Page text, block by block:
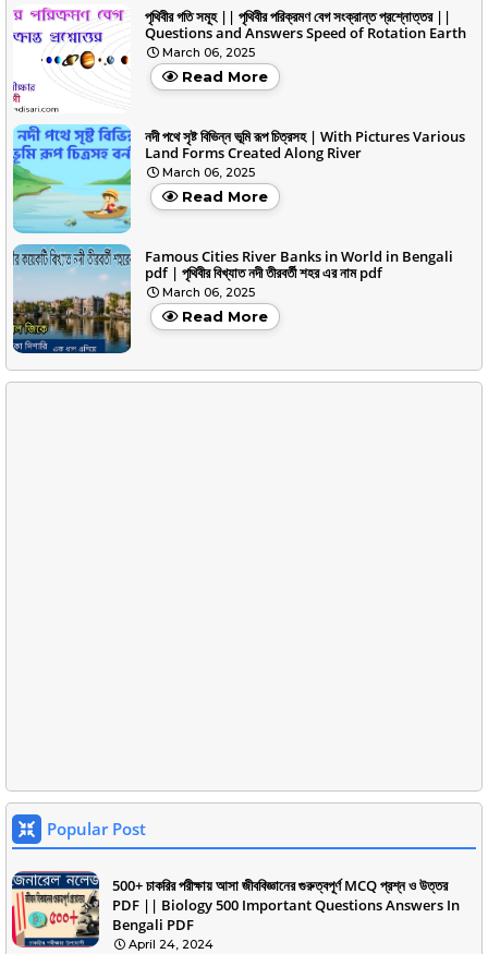
পৃথিবীর গতি সমূহ || পৃথিবীর পরিক্রমণ বেগ সংক্রান্ত প্রশ্নোত্তর ||
Questions and Answers Speed of Rotation Earth
March 06, 2025
Read More
নদী পথে সৃষ্ট বিভিন্ন ভূমি রূপ চিত্রসহ | With Pictures Various
Land Forms Created Along River
March 06, 2025
Read More
Famous Cities River Banks in World in Bengali
pdf | পৃথিবীর বিখ্যাত নদী তীরবর্তী শহর এর নাম pdf
March 06, 2025
Read More
Popular Post
500+ চাকরির পরীক্ষায় আসা জীববিজ্ঞানের গুরুত্বপূর্ণ MCQ প্রশ্ন ও উত্তর
PDF || Biology 500 Important Questions Answers In
Bengali PDF
April 24, 2024